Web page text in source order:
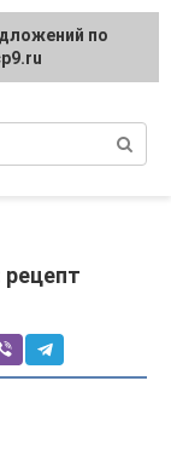
рецепт
по